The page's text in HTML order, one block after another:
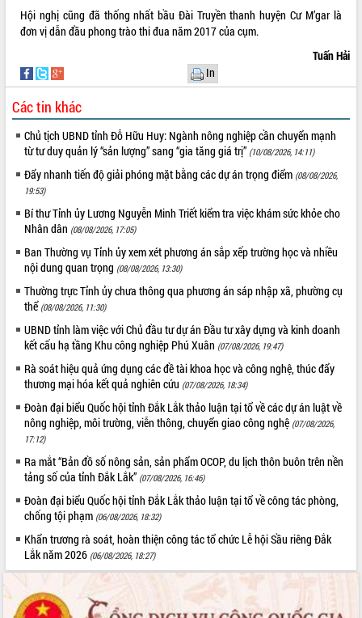
Hội nghị cũng đã thống nhất bầu Đài Truyền thanh huyện Cư M’gar là
đơn vị dẫn đầu phong trào thi đua năm 2017 của cụm.
Tuấn Hải
In
Các tin khác
Chủ tịch UBND tỉnh Đỗ Hữu Huy: Ngành nông nghiệp cần chuyển mạnh
từ tư duy quản lý “sản lượng” sang “gia tăng giá trị” (10/08/2026, 14:11)
Đẩy nhanh tiến độ giải phóng mặt bằng các dự án trọng điểm (08/08/2026,
19:53)
Bí thư Tỉnh ủy Lương Nguyễn Minh Triết kiểm tra việc khám sức khỏe cho
Nhân dân (08/08/2026, 17:05)
Ban Thường vụ Tỉnh ủy xem xét phương án sắp xếp trường học và nhiều
nội dung quan trọng (08/08/2026, 13:30)
Thường trực Tỉnh ủy chưa thông qua phương án sáp nhập xã, phường cụ
thể (08/08/2026, 11:30)
UBND tỉnh làm việc với Chủ đầu tư dự án Đầu tư xây dựng và kinh doanh
kết cấu hạ tầng Khu công nghiệp Phú Xuân (07/08/2026, 19:47)
Rà soát hiệu quả ứng dụng các đề tài khoa học và công nghệ, thúc đẩy
thương mại hóa kết quả nghiên cứu (07/08/2026, 18:34)
Đoàn đại biểu Quốc hội tỉnh Đắk Lắk thảo luận tại tổ về các dự án luật về
nông nghiệp, môi trường, viễn thông, chuyển giao công nghệ (07/08/2026,
17:12)
Ra mắt “Bản đồ số nông sản, sản phẩm OCOP, du lịch thôn buôn trên nền
tảng số của tỉnh Đắk Lắk” (07/08/2026, 16:46)
Đoàn đại biểu Quốc hội tỉnh Đắk Lắk thảo luận tại tổ về công tác phòng,
chống tội phạm (06/08/2026, 18:32)
Khẩn trương rà soát, hoàn thiện công tác tổ chức Lễ hội Sầu riêng Đắk
Lắk năm 2026 (06/08/2026, 18:27)